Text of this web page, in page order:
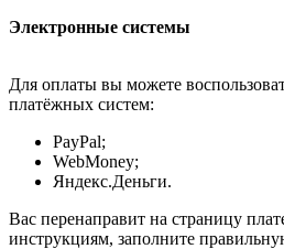
Электронные системы
Для оплаты вы можете
платёжных систем:
PayPal;
WebMoney;
Яндекс.Деньги.
Вас перенаправит на страницу
инструкциям, заполните